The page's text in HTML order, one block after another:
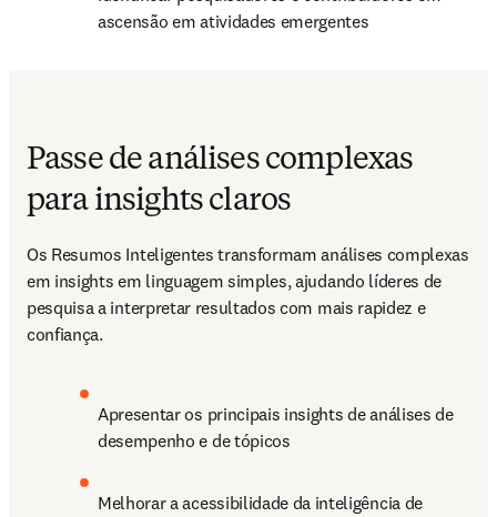
ascensão em atividades emergentes
Passe de análises complexas
para insights claros
Os Resumos Inteligentes transformam análises complexas
em insights em linguagem simples, ajudando líderes de
pesquisa a interpretar resultados com mais rapidez e
confiança.
Apresentar os principais insights de análises de
desempenho e de tópicos
Melhorar a acessibilidade da inteligência de